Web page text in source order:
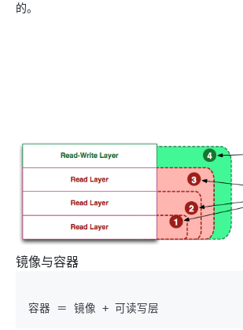
的。
镜像与容器